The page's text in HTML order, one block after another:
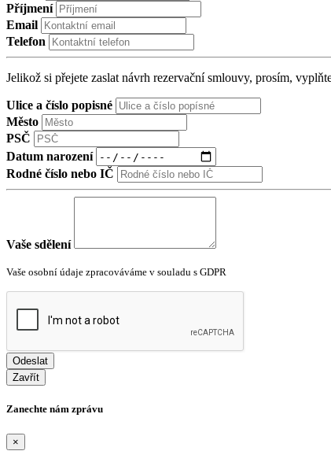
Příjmení
Email
Telefon
Jelikož si přejete zaslat návrh rezervační smlouvy, prosím,
Ulice a číslo popisné
Město
PSČ
Datum narození
Rodné číslo nebo IČ
Vaše sdělení
Vaše osobní údaje zpracováváme v souladu s GDPR
Odeslat
Zavřít
Zanechte nám zprávu
×